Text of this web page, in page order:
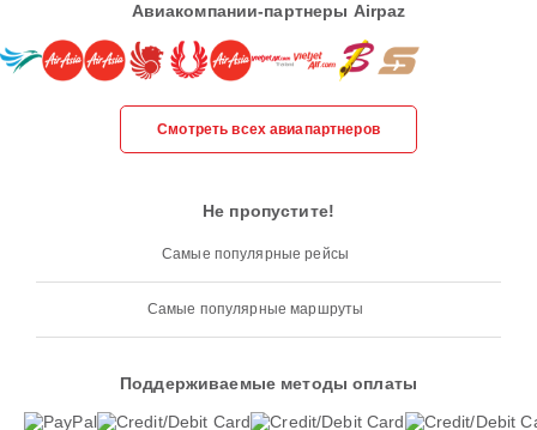
Авиакомпании-партнеры Airpaz
Смотреть всех авиапартнеров
Не пропустите!
Самые популярные рейсы
Самые популярные маршруты
Поддерживаемые методы оплаты